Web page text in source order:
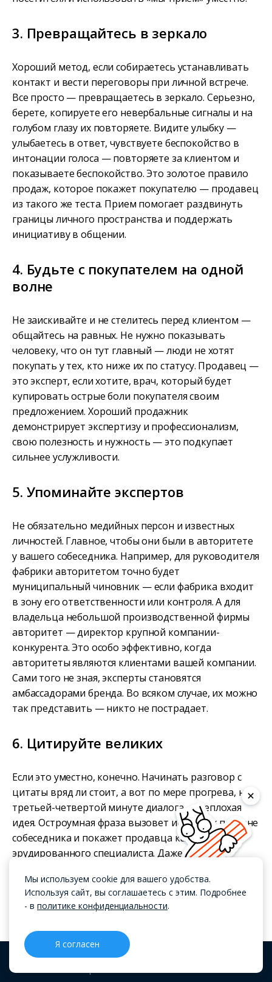
3. Превращайтесь в зеркало
Хороший метод, если собираетесь устанавливать
контакт и вести переговоры при личной встрече.
Все просто — превращаетесь в зеркало. Серьезно,
берете, копируете его невербальные сигналы и на
голубом глазу их повторяете. Видите улыбку —
улыбаетесь в ответ, чувствуете беспокойство в
интонации голоса — повторяете за клиентом и
показываете беспокойство. Это золотое правило
продаж, которое покажет покупателю — продавец
из такого же теста. Прием помогает раздвинуть
границы личного пространства и поддержать
инициативу в общении.
4. Будьте с покупателем на одной
волне
Не заискивайте и не стелитесь перед клиентом —
общайтесь на равных. Не нужно показывать
человеку, что он тут главный — люди не хотят
покупать у тех, кто ниже их по статусу. Продавец —
это эксперт, если хотите, врач, который будет
купировать острые боли покупателя своим
предложением. Хороший продажник
демонстрирует экспертизу и профессионализм,
свою полезность и нужность — это подкупает
сильнее услужливости.
5. Упоминайте экспертов
Не обязательно медийных персон и известных
личностей. Главное, чтобы они были в авторитете
у вашего собеседника. Например, для руководителя
фабрики авторитетом точно будет
муниципальный чиновник — если фабрика входит
в зону его ответственности или контроля. А для
владельца небольшой производственной фирмы
авторитет — директор крупной компании-
конкурента. Это особо эффективно, когда
авторитеты являются клиентами вашей компании.
Сами того не зная, эксперты становятся
амбассадорами бренда. Во всяком случае, их можно
так представить — никто не пострадает.
6. Цитируйте великих
Если это уместно, конечно. Начинать разговор с
цитаты вряд ли стоит, а вот по мере прогрева, на
третьей-четвертой минуте диалога — неплохая
идея. Остроумная фраза вызовет интерес к персоне
собеседника и покажет продавца как
эрудированного специалиста. Даже если
балл в копилку менеджера.
продуктовую фирму — общаемся с директором.
Первый контакт налажен, мы показали себя с
время проявить себя. Директор спрашивает нас,
Мы используем cookie для вашего удобства.
Используя сайт, вы соглашаетесь с этим. Подробнее
- в политике конфиденциальности.
Я согласен